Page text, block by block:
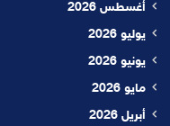
أغسطس 2026
يوليو 2026
يونيو 2026
مايو 2026
أبريل 2026